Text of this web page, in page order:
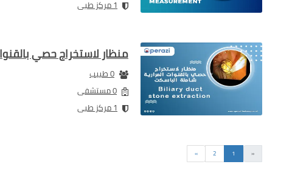
1 مركز طبى
منظار لاستخراج حصي
0 طبيب
0 مستشفى
1 مركز طبى
«السابق 1
2
»التالى